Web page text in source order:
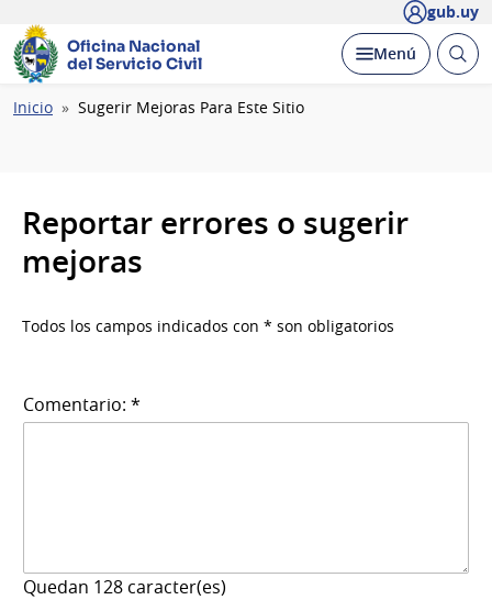
gub.uy
Oficina Nacional
del Servicio Civil
Desplegar
Menú Abrir
Ruta
Inicio Sugerir Mejoras Para Este Sitio
Reportar errores o sugerir
mejoras
Todos los campos indicados con * son obligatorios
Comentario: *
Quedan 128 caracter(es)